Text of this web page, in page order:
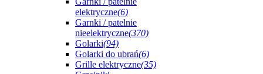
elektryczne(6)
Garnki / patelnie
nieelektryczne(370)
Golarki(94)
Golarki do ubrań(6)
Grille elektryczne(35)